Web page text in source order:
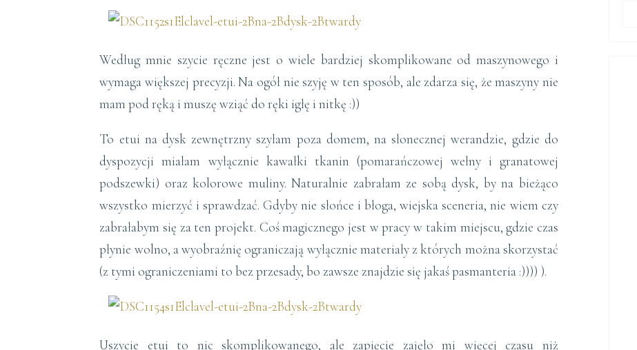
Według mnie szycie ręczne jest o wiele bardziej skomplikowane od maszynowego i
wymaga większej precyzji. Na ogół nie szyję w ten sposób, ale zdarza się, że maszyny nie
mam pod ręką i muszę wziąć do ręki igłę i nitkę :))
To etui na dysk zewnętrzny szyłam poza domem, na słonecznej werandzie, gdzie do
dyspozycji miałam wyłącznie kawałki tkanin (pomarańczowej wełny i granatowej
podszewki) oraz kolorowe muliny. Naturalnie zabrałam ze sobą dysk, by na bieżąco
wszystko mierzyć i sprawdzać. Gdyby nie słońce i błoga, wiejska sceneria, nie wiem czy
zabrałabym się za ten projekt. Coś magicznego jest w pracy w takim miejscu, gdzie czas
płynie wolno, a wyobraźnię ograniczają wyłącznie materiały z których można skorzystać
(z tymi ograniczeniami to bez przesady, bo zawsze znajdzie się jakaś pasmanteria :)))) ).
Uszycie etui to nic skomplikowanego, ale zapięcie zajęło mi więcej czasu niż